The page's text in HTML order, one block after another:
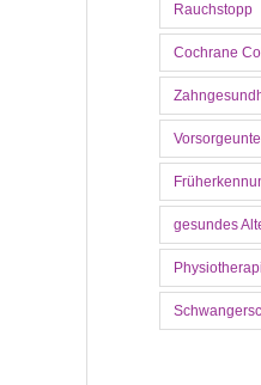
Rauchstopp
Cochrane
gesundes